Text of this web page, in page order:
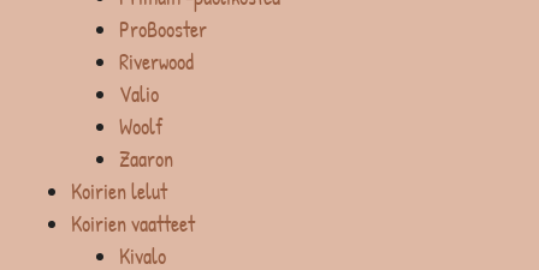
ProBooster
Riverwood
Valio
Woolf
Zaaron
Koirien lelut
Koirien vaatteet
Kivalo